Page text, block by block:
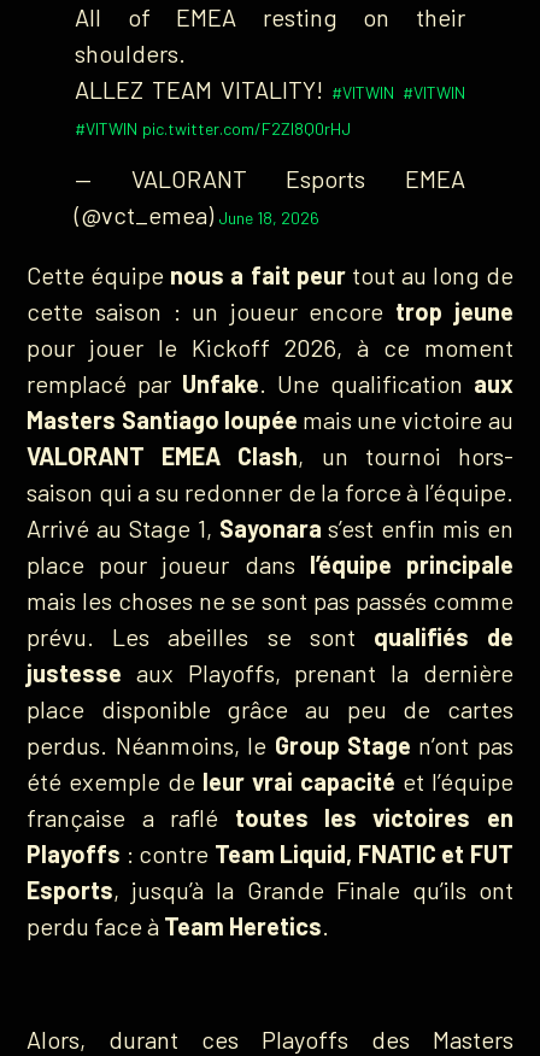
All of EMEA resting on their
shoulders.
ALLEZ TEAM VITALITY! #VITWIN #VITWIN
#VITWIN pic.twitter.com/F2ZI8Q0rHJ
— VALORANT Esports EMEA
(@vct_emea) June 18, 2026
Cette équipe nous a fait peurtout au long de
cette saison : un joueur encore trop jeune
pour jouer le Kickoff 2026, à ce moment
remplacé par Unfake. Une qualification aux
Masters Santiago loupée mais une victoire au
VALORANT EMEA Clash, un tournoi hors-
saison qui a su redonner de la force à l’équipe.
Arrivé au Stage 1, Sayonara s’est enfin mis en
place pour joueur dans l’équipe principale
mais les choses ne se sont pas passés comme
prévu. Les abeilles se sont qualifiés de
justesse aux Playoffs, prenant la dernière
place disponible grâce au peu de cartes
perdus. Néanmoins, le Group Stage n’ont pas
été exemple de leur vrai capacité et l’équipe
française a raflé toutes les victoires en
Playoffs : contre Team Liquid, FNATIC et FUT
Esports, jusqu’à la Grande Finale qu’ils ont
perdu face à Team Heretics.
Alors, durant ces Playoffs des Masters